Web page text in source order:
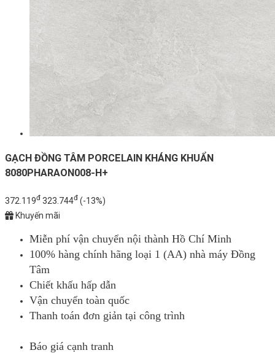
GẠCH ĐỒNG TÂM PORCELAIN KHÁNG KHUẨN
8080PHARAON008-H+
372.119đ 323.744đ (-13%)
Khuyến mãi
Miễn phí vận chuyển nội thành Hồ Chí Minh
100% hàng chính hãng loại 1 (AA) nhà máy Đồng
Tâm
Chiết khấu hấp dẫn
Vận chuyển toàn quốc
Thanh toán đơn giản tại công trình
Báo giá cạnh tranh